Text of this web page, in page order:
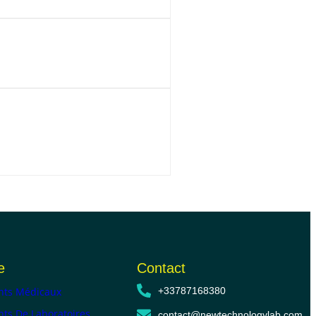
Médicaux
Contact
+33787168380